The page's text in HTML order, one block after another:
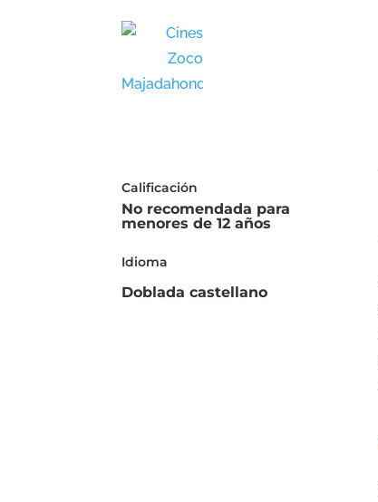
Calificación
No recomendada para
menores de 12 años
Idioma
Doblada castellano